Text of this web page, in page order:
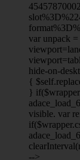
var unpack
viewport
viewport
hide-on-
{
}
visible. var
-->